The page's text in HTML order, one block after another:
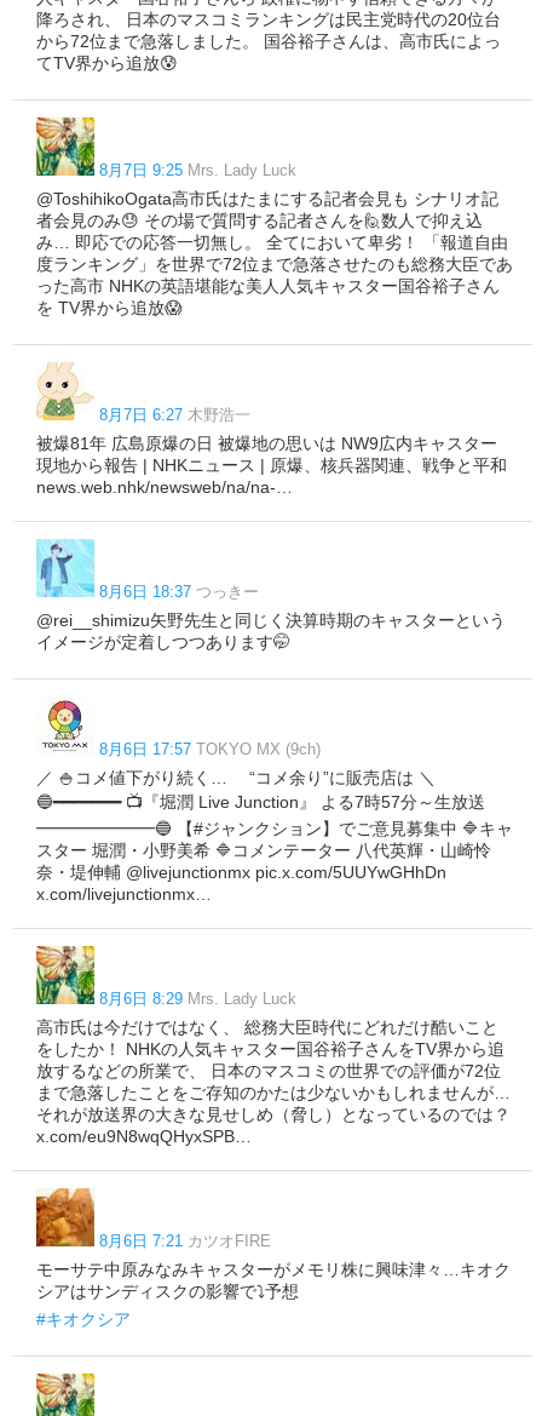
降ろされ、 日本のマスコミランキングは民主党時代の20位台
から72位まで急落しました。 国谷裕子さんは、高市氏によっ
てTV界から追放😰
8月7日 9:25 Mrs. Lady Luck
@ToshihikoOgata高市氏はたまにする記者会見も シナリオ記
者会見のみ😓 その場で質問する記者さんを🙋数人で抑え込
み… 即応での応答一切無し。 全てにおいて卑劣！ 「報道自由
度ランキング」を世界で72位まで急落させたのも総務大臣であ
った高市 NHKの英語堪能な美人人気キャスター国谷裕子さん
を TV界から追放😱
8月7日 6:27 木野浩一
被爆81年 広島原爆の日 被爆地の思いは NW9広内キャスター
現地から報告 | NHKニュース | 原爆、核兵器関連、戦争と平和
news.web.nhk/newsweb/na/na-…
8月6日 18:37 つっきー
@rei__shimizu矢野先生と同じく決算時期のキャスターという
イメージが定着しつつあります🤭
8月6日 17:57 TOKYO MX (9ch)
／ 🍚コメ値下がり続く… “コメ余り”に販売店は ＼
🔵━━━━━━━ 📺『堀潤 Live Junction』 よる7時57分～生放送
━━━━━━━🔵 【#ジャンクション】でご意見募集中 🔷キャ
スター 堀潤・小野美希 🔷コメンテーター 八代英輝・山崎怜
奈・堤伸輔 @livejunctionmx pic.x.com/5UUYwGHhDn
x.com/livejunctionmx…
8月6日 8:29 Mrs. Lady Luck
高市氏は今だけではなく、 総務大臣時代にどれだけ酷いこと
をしたか！ NHKの人気キャスター国谷裕子さんをTV界から追
放するなどの所業で、 日本のマスコミの世界での評価が72位
まで急落したことをご存知のかたは少ないかもしれませんが…
それが放送界の大きな見せしめ（脅し）となっているのでは？
x.com/eu9N8wqQHyxSPB…
8月6日 7:21 カツオFIRE
モーサテ中原みなみキャスターがメモリ株に興味津々…キオク
シアはサンディスクの影響で⤵️予想
#キオクシア